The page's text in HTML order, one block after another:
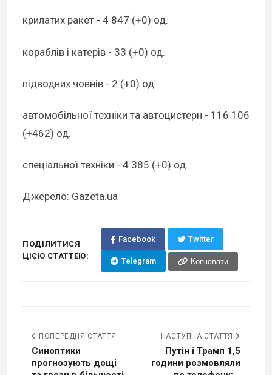
крилатих ракет - 4 847 (+0) од.
кораблів і катерів - 33 (+0) од.
підводних човнів - 2 (+0) од.
автомобільної техніки та автоцистерн - 116 106
(+462) од.
спеціальної техніки - 4 385 (+0) од.
Джерело: Gazeta.ua
ПОДІЛИТИСЯ
ЦІЄЮ СТАТТЕЮ:
Facebook Twitter
Telegram Копіювати
ПОПЕРЕДНЯ СТАТТЯ
Синоптики
прогнозують дощі
НАСТУПНА СТАТТЯ
Путін і Трамп 1,5
години розмовляли